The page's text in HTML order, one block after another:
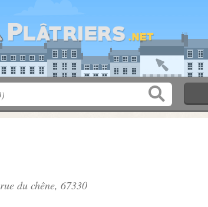
rue du chêne, 67330